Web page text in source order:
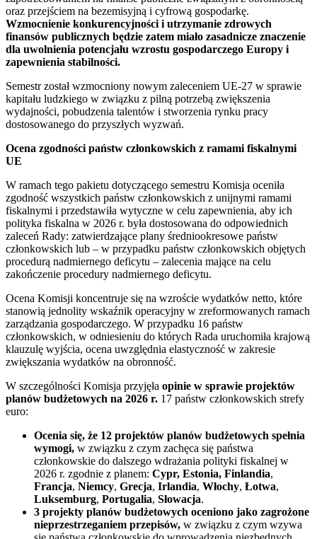
oraz przejściem na bezemisyjną i cyfrową gospodarkę.
Wzmocnienie konkurencyjności i utrzymanie zdrowych
finansów publicznych będzie zatem miało zasadnicze znaczenie
dla uwolnienia potencjału wzrostu gospodarczego Europy i
zapewnienia stabilności.
Semestr został wzmocniony nowym zaleceniem UE-27 w sprawie
kapitału ludzkiego w związku z pilną potrzebą zwiększenia
wydajności, pobudzenia talentów i stworzenia rynku pracy
dostosowanego do przyszłych wyzwań.
Ocena zgodności państw członkowskich z ramami fiskalnymi
UE
W ramach tego pakietu dotyczącego semestru Komisja oceniła
zgodność wszystkich państw członkowskich z unijnymi ramami
fiskalnymi i przedstawiła wytyczne w celu zapewnienia, aby ich
polityka fiskalna w 2026 r. była dostosowana do odpowiednich
zaleceń Rady: zatwierdzające plany średniookresowe państw
członkowskich lub – w przypadku państw członkowskich objętych
procedurą nadmiernego deficytu – zalecenia mające na celu
zakończenie procedury nadmiernego deficytu.
Ocena Komisji koncentruje się na wzroście wydatków netto, które
stanowią jednolity wskaźnik operacyjny w zreformowanych ramach
zarządzania gospodarczego. W przypadku 16 państw
członkowskich, w odniesieniu do których Rada uruchomiła krajową
klauzulę wyjścia, ocena uwzględnia elastyczność w zakresie
zwiększania wydatków na obronność.
W szczególności Komisja przyjęła opinie w sprawie projektów
planów budżetowych na 2026 r. 17 państw członkowskich strefy
euro:
Ocenia się, że 12 projektów planów budżetowych spełnia
wymogi, w związku z czym zachęca się państwa
członkowskie do dalszego wdrażania polityki fiskalnej w
2026 r. zgodnie z planem: Cypr, Estonia, Finlandia,
Francja, Niemcy, Grecja, Irlandia, Włochy, Łotwa,
Luksemburg, Portugalia, Słowacja.
3 projekty planów budżetowych oceniono jako zagrożone
nieprzestrzeganiem przepisów, w związku z czym wzywa